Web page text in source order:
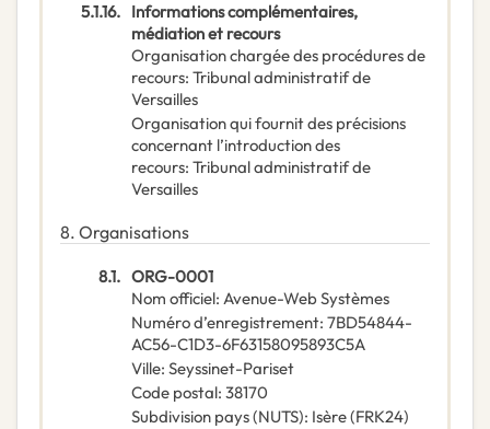
5.1.16. Informations complémentaires,
médiation et recours
Organisation chargée des procédures de
recours: Tribunal administratif de
Versailles
Organisation qui fournit des précisions
concernant l’introduction des
recours: Tribunal administratif de
Versailles
8. Organisations
8.1. ORG-0001
Nom officiel: Avenue-Web Systèmes
Numéro d’enregistrement: 7BD54844-
AC56-C1D3-6F63158095893C5A
Ville: Seyssinet-Pariset
Code postal: 38170
Subdivision pays (NUTS): Isère(FRK24)